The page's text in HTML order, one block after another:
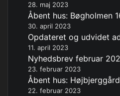
28. maj 2023
Åbent hus: Bøgholmen
30. april 2023
Opdateret og udvidet
11. april 2023
Nyhedsbrev februar
23. februar 2023
Åbent hus:
22. februar 2023